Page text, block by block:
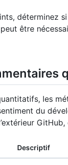
déterminez
être
les
du
Descriptif